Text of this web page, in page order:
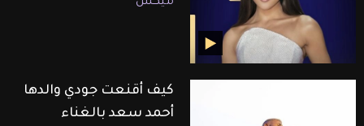
كيف أقنعت جودي والدها
أحمد سعد بالغناء